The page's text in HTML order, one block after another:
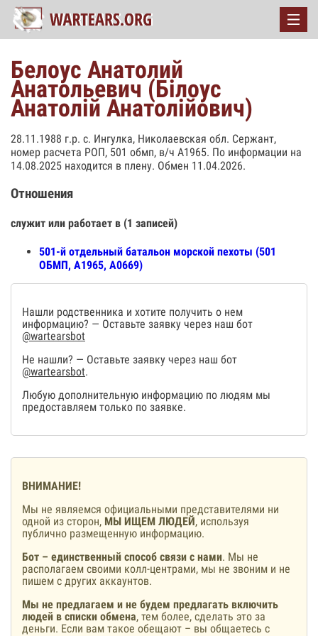
Белоус Анатолий
Анатольевич (Білоус
Анатолій Анатолійович)
28.11.1988 г.р. с. Ингулка, Николаевская обл. Сержант,
номер расчета РОП, 501 обмп, в/ч А1965. По информации на
14.08.2025 находится в плену. Обмен 11.04.2026.
Отношения
служит или работает в (1 записей)
501-й отдельный батальон морской пехоты (501
ОБМП, А1965, А0669)
Нашли родственника и хотите получить о нем
информацию? — Оставьте заявку через наш бот
@wartearsbot
Не нашли? — Оставьте заявку через наш бот
@wartearsbot.
Любую дополнительную информацию по людям мы
предоставляем только по заявке.
ВНИМАНИЕ!
Мы не являемся официальными представителями ни
одной из сторон, МЫ ИЩЕМ ЛЮДЕЙ, используя
публично размещенную информацию.
Бот – единственный способ связи с нами. Мы не
располагаем своими колл-центрами, мы не звоним и не
пишем с других аккаунтов.
Мы не предлагаем и не будем предлагать включить
людей в списки обмена, тем более, сделать это за
деньги. Если вам такое обещают – вы общаетесь с